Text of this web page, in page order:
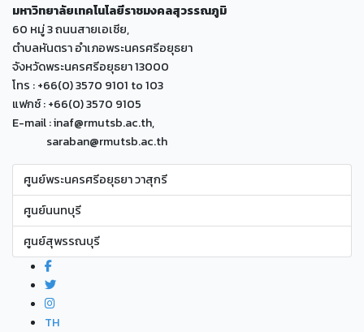
มหาวิทยาลัยเทคโนโลยีราชมงคลสุวรรณภูมิ
60 หมู่ 3 ถนนสายเอเซีย,
ตำบลหันตรา อำเภอพระนครศรีอยุธยา
จังหวัดพระนครศรีอยุธยา 13000
โทร : +66(0) 3570 9101 to 103
แฟกซ์ : +66(0) 3570 9105
E-mail : inaf@rmutsb.ac.th,
saraban@rmutsb.ac.th
ศูนย์พระนครศรีอยุธยา วาสุกรี
ศูนย์นนทบุรี
ศูนย์สุพรรณบุรี
TH